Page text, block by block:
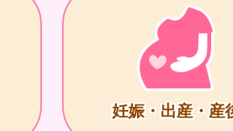
妊娠・出産・産